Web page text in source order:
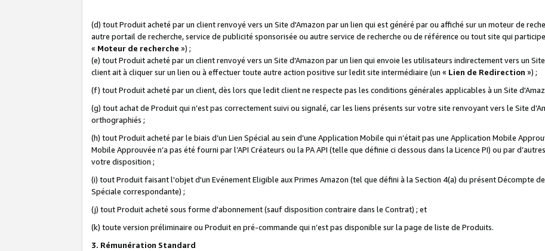
(d) tout Produit acheté par un client renvoyé vers un Site d'Amazon par un lien qui est généré par ou affiché sur un moteur de
autre portail de recherche, service de publicité sponsorisée ou autre service de recherche ou de référence ou tout site qui
« Moteur de recherche ») ;
(e) tout Produit acheté par un client renvoyé vers un Site d'Amazon par un lien qui envoie les utilisateurs indirectement vers un
client ait à cliquer sur un lien ou à effectuer toute autre action positive sur ledit site intermédiaire (un « Lien de Redirection ») ;
(f) tout Produit acheté par un client, dès lors que ledit client ne respecte pas les conditions générales applicables à un Site
(g) tout achat de Produit qui n’est pas correctement suivi ou signalé, car les liens présents sur votre site renvoyant vers le Site
orthographiés ;
(h) tout Produit acheté par le biais d’un Lien Spécial au sein d’une Application Mobile qui n’était pas une Application Mobile
Mobile Approuvée n’a pas été fourni par l’API Créateurs ou la PA API (telle que définie ci dessous dans la Licence PI) ou par
votre disposition ;
(i) tout Produit faisant l'objet d'un Evénement Eligible aux Primes Amazon (tel que défini à la Section 4(a) du présent Décompte
Spéciale correspondante) ;
(j) tout Produit acheté sous forme d'abonnement (sauf disposition contraire dans le Contrat) ; et
(k) toute version préliminaire ou Produit en pré-commande qui n’est pas disponible sur la page de liste de Produits.
3. Rémunération Standard